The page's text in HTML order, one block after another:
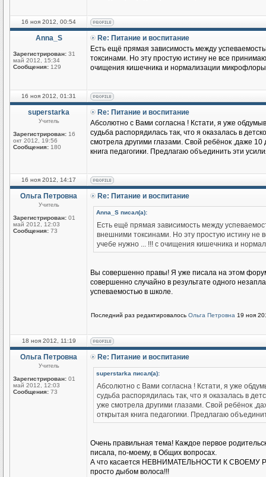
16 ноя 2012, 00:54
Anna_S
Зарегистрирован: 31
май 2012, 15:34
Сообщения: 129
Re: Питание и воспитание
Есть ещё прямая зависимость между
токсинами. Но эту простую истину не все
очищения кишечника и нормализации
16 ноя 2012, 01:31
superstarka
Учитель
Зарегистрирован: 16
окт 2012, 19:56
Сообщения: 180
Re: Питание и воспитание
Абсолютно с Вами согласна ! Кстати, я уже
судьба распорядилась так, что я оказалась в
смотрела другими глазами. Свой ребёнок ,даже
книга педагогики. Предлагаю объединить эти
16 ноя 2012, 14:17
Ольга Петровна
Учитель
Зарегистрирован: 01
май 2012, 12:03
Сообщения: 73
Re: Питание и воспитание
Anna_S писал(а):
Есть ещё прямая зависимость между
внешними токсинами. Но эту простую истину не
учебе нужно ... !!! с очищения кишечника и
Вы совершенно правы! Я уже писала на этом
совершенно случайно в результате одного
успеваемостью в школе.
Последний раз редактировалось Ольга Петровна 19 ноя
18 ноя 2012, 11:19
Ольга Петровна
Учитель
Зарегистрирован: 01
май 2012, 12:03
Сообщения: 73
Re: Питание и воспитание
superstarka писал(а):
Абсолютно с Вами согласна ! Кстати, я уже
судьба распорядилась так, что я оказалась в
уже смотрела другими глазами. Свой ребёнок
открытая книга педагогики. Предлагаю
Очень правильная тема! Каждое первое
писала, по-моему, в Общих вопросах.
А что касается НЕВНИМАТЕЛЬНОСТИ К
просто дыбом волоса!!!